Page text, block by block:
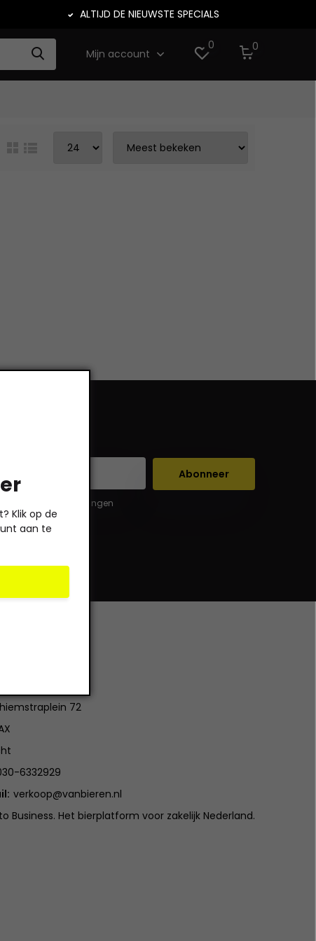
ALTIJD DE NIEUWSTE SPECIALS
Mijn account
0 0
Klik op de
aan te
Abonneer
de wettelijke beperkingen
72
6332929
verkoop@vanbieren.nl
Business. Het bierplatform voor zakelijk Nederland.